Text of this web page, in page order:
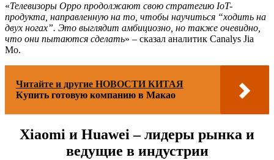
«Телевизоры Oppo продолжают свою стратегию IoT-
продукта, направленную на то, чтобы научиться “ходить на
двух ногах”. Это выглядит амбициозно, но также очевидно,
что они пытаются сделать» – сказал аналитик Canalys Jia
Mo.
Читайте и другие НОВОСТИ КИТАЯ
Купить готовую компанию в Макао
Xiaomi и Huawei – лидеры рынка и
ведущие в индустрии